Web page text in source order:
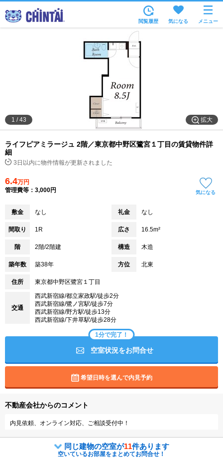
沿線・駅から
住所から
家賃相場から
通勤通学時間から
物件特集から
不動産会社から
TOP
閲覧履歴 気になる メニュー
拡大
1 /43
ライフピアミラージュ 2階／東京都中野区鷺宮１丁目の賃貸物件詳
細
3日以内に物件情報が更新されました
6.4万円
管理費等：3,000円
気になる
敷金 なし 礼金 なし
間取り 1R 広さ 16.5m²
階 2階/2階建 構造 木造
築年数 築38年 方位 北東
住所 東京都中野区鷺宮１丁目
交通
西武新宿線/都立家政駅/徒歩2分
西武新宿線/鷺ノ宮駅/徒歩7分
西武新宿線/野方駅/徒歩13分
西武新宿線/下井草駅/徒歩28分
1分で完了！
空室状況をお問合せ
希望日時を選んで内見予約
不動産会社からのコメント
内見依頼、オンライン対応、ご相談受付中！
同じ建物の空室が11件あります
空いているお部屋をまとめてお問合せ！